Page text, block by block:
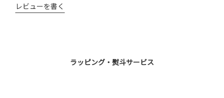
レビューを書く
ラッピング・熨斗サービス